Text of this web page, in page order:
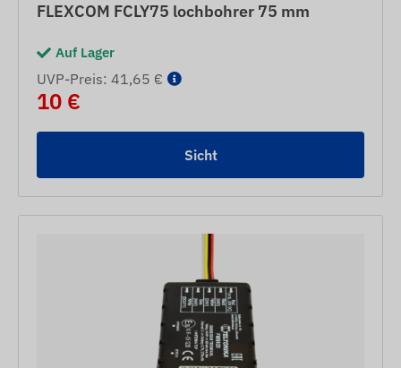
FLEXCOM FCLY75 lochbohrer 75 mm
Auf Lager
UVP-Preis: 41,65 €
10 €
Sicht